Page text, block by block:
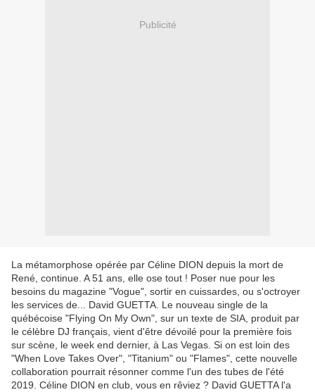
Publicité
La métamorphose opérée par Céline DION depuis la mort de
René, continue. A 51 ans, elle ose tout ! Poser nue pour les
besoins du magazine "Vogue", sortir en cuissardes, ou s'octroyer
les services de... David GUETTA. Le nouveau single de la
québécoise "Flying On My Own", sur un texte de SIA, produit par
le célèbre DJ français, vient d'être dévoilé pour la première fois
sur scène, le week end dernier, à Las Vegas. Si on est loin des
"When Love Takes Over", "Titanium" ou "Flames", cette nouvelle
collaboration pourrait résonner comme l'un des tubes de l'été
2019. Céline DION en club, vous en rêviez ? David GUETTA l'a